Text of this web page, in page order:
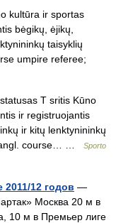
kultūra ir sportas
bėgikų, ėjikų,
taisyklių
umpire referee;
T sritis Kūno
ir registruojantis
ir kitų lenktynininkų
angl. course… …
Sporto
12 годов —
Москва 20 м в
10 м в Премьер лиге